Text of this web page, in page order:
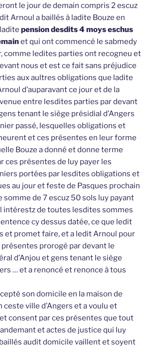
le jour de demain compris 2 escuz
Arnoul a baillés à ladite Bouze en
pension desdits 4 moys eschus
et qui ont commencé le sabmedy
comme ledites parties ont recogneu et
nous et est ce fait sans préjudice
aux aultres obligations que ladite
d’auparavant ce jour et de la
entre lesdites parties par devant
tenant le siège présidial d’Angers
passé, lesquelles obligations et
et ces présentes en leur forme
Bouze a donné et donne terme
ces présentes de luy payer les
portées par lesdites obligations et
au jour et feste de Pasques prochain
somme de 7 escuz 50 sols luy payant
intérestz de toutes lesdites sommes
cy dessus datée, ce que ledit
et promet faire, et a ledit Arnoul pour
présentes prorogé par devant le
d’Anjou et gens tenant le siège
… et a renoncé et renonce à tous
son domicile en la maison de
ceste ville d’Angers et a voulu et
consent par ces présentes que tout
et actes de justice qui luy
audit domicile vaillent et soyent